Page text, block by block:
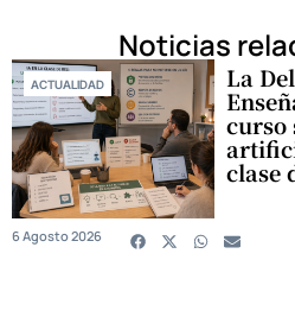
Noticias
ACTUALIDAD La
curso
clase
6 Agosto 2026